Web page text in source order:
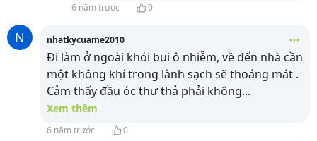
6 năm trước 0
N nhatkycuame2010
Đi làm ở ngoài khói bụi ô nhiễm, về đến nhà cần
một không khí trong lành sạch sẽ thoáng mát .
Cảm thấy đầu óc thư thả phải không...
Xem thêm
6 năm trước
0